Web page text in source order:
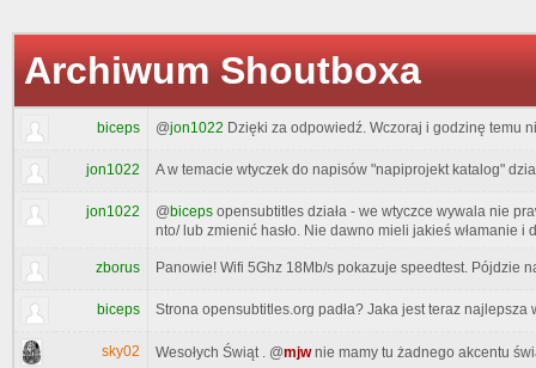
Archiwum Shoutboxa
biceps @jon1022 Dzięki za odpowiedź. Wczoraj i godzinę temu
jon1022 A w temacie wtyczek do napisów "napiprojekt katalog"
jon1022 @biceps opensubtitles działa - we wtyczce wywala nie
nto/ lub zmienić hasło. Nie dawno mieli jakieś włamanie i
zborus Panowie! Wifi 5Ghz 18Mb/s pokazuje speedtest. Pójdzie
biceps Strona opensubtitles.org padła? Jaka jest teraz
sky02 Wesołych Świąt . @mjwnie mamy tu żadnego akcentu